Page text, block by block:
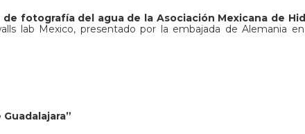
fotografía del agua de la Asociación Mexicana de
lab Mexico, presentado por la embajada de Alemania